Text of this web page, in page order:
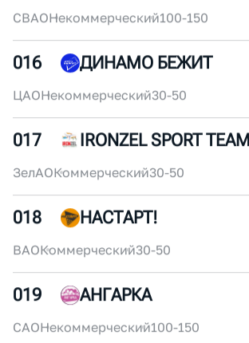
2072 4194 ЖЕНСКИЙ
015 #ЯUZARUN
СВАО Некоммерческий100-150
016 ДИНАМО БЕЖИТ
ЦАОНекоммерческий30-50
017 IRONZEL SPORT TEAM
ЗелАО Коммерческий30-50
018 НАСТАРТ!